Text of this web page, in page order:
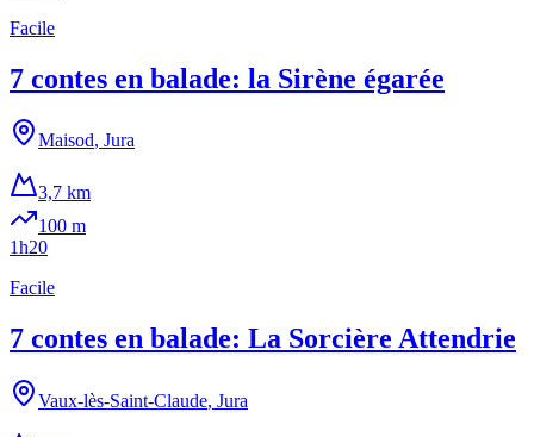
Facile
7 contes en balade: la Sirène égarée
Maisod, Jura
3,7 km
100 m
1h20
Facile
7 contes en balade: La Sorcière Attendrie
Vaux-lès-Saint-Claude, Jura